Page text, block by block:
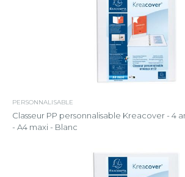
PERSONNALISABLE
Classeur PP personnalisable Kreacover - 4
- A4 maxi - Blanc